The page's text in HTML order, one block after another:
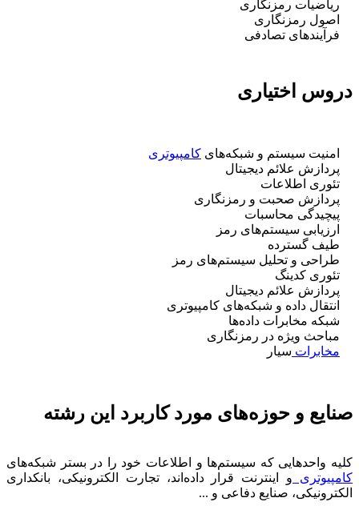
ریاضیات رمزنگاری
اصول رمزنگاری
فرآیندهای تصادفی
دروس اختیاری
امنیت سیستم و شبکه‌های کامپیوتری
پردازش علائم دیجیتال
تئوری اطلاعات
پردازش صحبت و رمزنگاری
پیچیدگی محاسبات
ارزیابی سیستم‌های رمز
طیف گسترده
طراحی و تحلیل سیستم‌های رمز
تئوری کدینگ
پردازش علائم دیجیتال
انتقال داده و شبکه‌های کامپیوتری
شبکه مخابرات داده‌ها
مباحث ویژه در رمزنگاری
مخابرات سیار
صنایع و حوزه‌های مورد کاربرد این رشته
کلیه واحدهایی که سیستم‌ها و اطلاعات خود را در بستر شبکه‌های
کامپیوتری و اینترنت قرار داده‌اند، تجارت الکترونیکی، بانکداری
الکترونیکی، صنایع دفاعی و ...